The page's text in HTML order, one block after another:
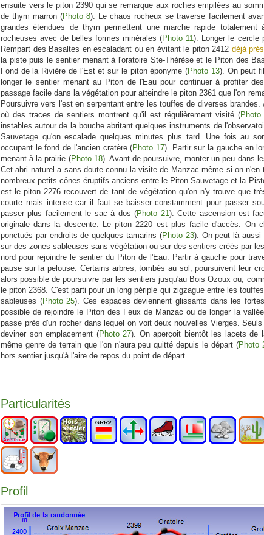
ensuite vers le piton 2390 qui se remarque aux roches empilées au
de thym marron (Photo 8). Le chaos rocheux se traverse facilement
grandes étendues de thym permettent une marche rapide totalement
rocheuses avec de belles formes minérales (Photo 11). Longer le cercle
Rempart des Basaltes en escaladant ou en évitant le piton 2412 déjà
la piste puis le sentier menant à l'oratoire Ste-Thérèse et le Piton des
Fond de la Rivière de l'Est et sur le piton éponyme (Photo 13). On peut
longer le sentier menant au Piton de l'Eau pour continuer à profiter
passage facile dans la végétation pour atteindre le piton 2361 que l'on
Poursuivre vers l'est en serpentant entre les touffes de diverses
où des traces de sentiers montrent qu'il est régulièrement visité (Photo
instables autour de la bouche abritant quelques instruments de
Sauvetage qu'on escalade quelques minutes plus tard. Une fois au
occupant le fond de l'ancien cratère (Photo 17). Partir sur la gauche en
menant à la prairie (Photo 18). Avant de poursuivre, monter un peu dans
Cet abri naturel a sans doute connu la visite de Manzac même si on n'en
nombreux petits cônes éruptifs anciens entre le Piton Sauvetage et la
est le piton 2276 recouvert de tant de végétation qu'on n'y trouve que
courte mais intense car il faut se baisser constamment pour passer
passer plus facilement le sac à dos (Photo 21). Cette ascension est
originale dans la descente. Le piton 2220 est plus facile d'accès. On
ponctués par endroits de quelques tamarins (Photo 23). On peut là aussi
sur des zones sableuses sans végétation ou sur des sentiers créés par
nord pour rejoindre le sentier du Piton de l'Eau. Partir à gauche pour
pause sur la pelouse. Certains arbres, tombés au sol, poursuivent leur
alors possible de poursuivre par les sentiers jusqu'au Bois Ozoux ou,
le piton 2368. C'est parti pour un long périple qui zigzague entre les
sableuses (Photo 25). Ces espaces deviennent glissants dans les
possible de rejoindre le Piton des Feux de Manzac ou de longer la
passe près d'un rocher dans lequel on voit deux nouvelles Vierges.
deviner son emplacement (Photo 27). On aperçoit bientôt les lacets de
même genre de terrain que l'on n'aura peu quitté depuis le départ (Photo
hors sentier jusqu'à l'aire de repos du point de départ.
Particularités
Profil